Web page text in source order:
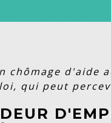
chômage d'aide
qui peut